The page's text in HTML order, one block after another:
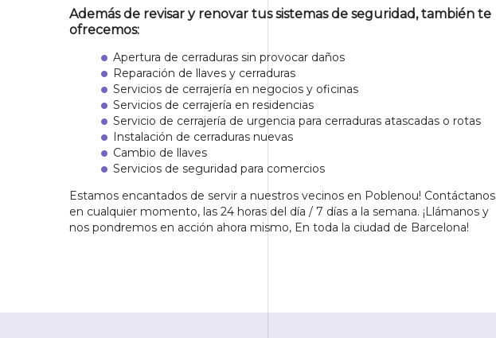
Además de revisar y renovar tus sistemas de seguridad, también te
ofrecemos:
Apertura de cerraduras sin provocar daños
Reparación de llaves y cerraduras
Servicios de cerrajería en negocios y oficinas
Servicios de cerrajería en residencias
Servicio de cerrajería de urgencia para cerraduras atascadas o rotas
Instalación de cerraduras nuevas
Cambio de llaves
Servicios de seguridad para comercios
Estamos encantados de servir a nuestros vecinos en Poblenou! Contáctanos
en cualquier momento, las 24 horas del día / 7 días a la semana. ¡Llámanos y
nos pondremos en acción ahora mismo, En toda la ciudad de Barcelona!